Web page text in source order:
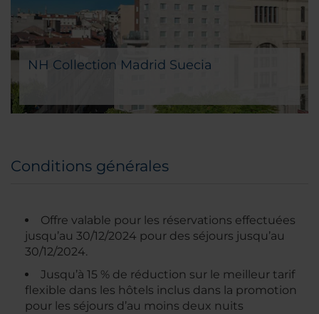
NH Collection Madrid Suecia
Conditions générales
Offre valable pour les réservations effectuées
jusqu’au 30/12/2024 pour des séjours jusqu’au
30/12/2024.
Jusqu’à 15 % de réduction sur le meilleur tarif
flexible dans les hôtels inclus dans la promotion
pour les séjours d’au moins deux nuits